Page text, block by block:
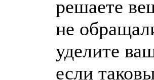
решаете
не
уделите
если